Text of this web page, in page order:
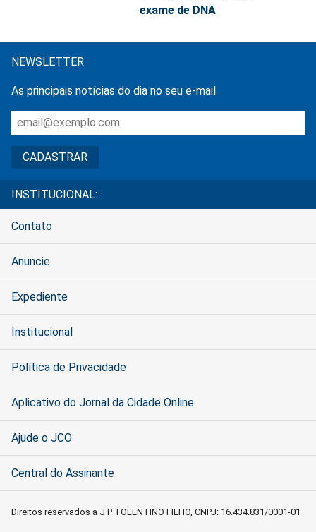
exame de DNA
NEWSLETTER
As principais notícias do dia no seu e-mail.
INSTITUCIONAL:
Contato
Anuncie
Expediente
Institucional
Política de Privacidade
Aplicativo do Jornal da Cidade Online
Ajude o JCO
Central do Assinante
Direitos reservados a J P TOLENTINO FILHO, CNPJ: 16.434.831/0001-01